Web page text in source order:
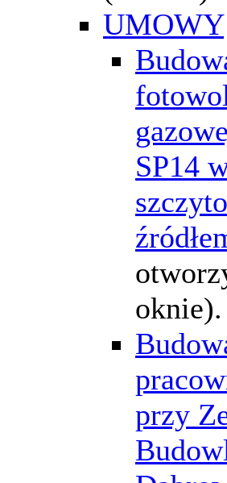
UMOWY
SP14
oknie).
przy